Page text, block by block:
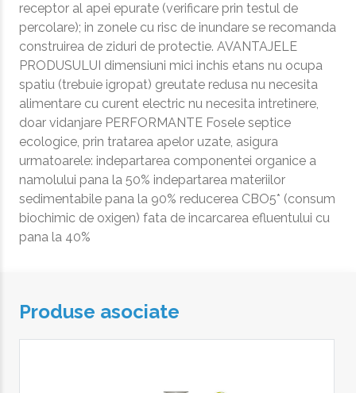
receptor al apei epurate (verificare prin testul de
percolare); in zonele cu risc de inundare se recomanda
construirea de ziduri de protectie. AVANTAJELE
PRODUSULUI dimensiuni mici inchis etans nu ocupa
spatiu (trebuie igropat) greutate redusa nu necesita
alimentare cu curent electric nu necesita intretinere,
doar vidanjare PERFORMANTE Fosele septice
ecologice, prin tratarea apelor uzate, asigura
urmatoarele: indepartarea componentei organice a
namolului pana la 50% indepartarea materiilor
sedimentabile pana la 90% reducerea CBO5* (consum
biochimic de oxigen) fata de incarcarea efluentului cu
pana la 40%
Produse asociate